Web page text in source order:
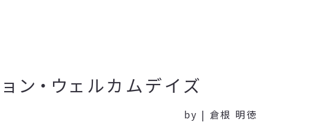
ン・ウェルカムデイズ
by | 倉根 明徳